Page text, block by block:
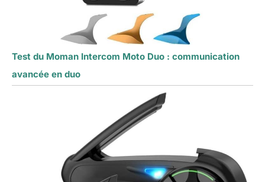
Test du Moman Intercom Moto Duo : communication
avancée en duo